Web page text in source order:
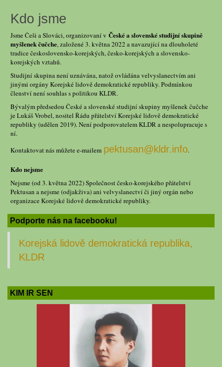
Kdo jsme
Jsme Češi a Slováci, organizovaní v České a slovenské studijní skupině
myšlenek čučche, založené 3. května 2022 a navazující na dlouholeté
tradice československo-korejských, česko-korejských a slovensko-
korejských vztahů.
Studijní skupina není uznávána, natož ovládána velvyslanectvím ani
jinými orgány Korejské lidově demokratické republiky. Podmínkou
členství není souhlas s politikou KLDR.
Bývalým předsedou České a slovenské studijní skupiny myšlenek čučche
je Lukáš Vrobel, nositel Řádu přátelství Korejské lidově demokratické
republiky (udělen 2019). Není podporovatelem KLDR a nespolupracuje s
ní.
Kontaktovat nás můžete e-mailem pektusan@kldr.info.
Kdo nejsme
Nejsme (od 3. května 2022) Společnost česko-korejského přátelství
Pektusan a nejsme (odjakživa) ani velvyslanectví či jiný orgán nebo
organizace Korejské lidově demokratické republiky.
Podporte nás na facebooku!
Korejská lidově demokratická republika,
KLDR
KIM IR SEN